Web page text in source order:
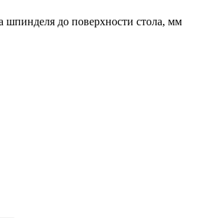
шпинделя до поверхности стола, мм